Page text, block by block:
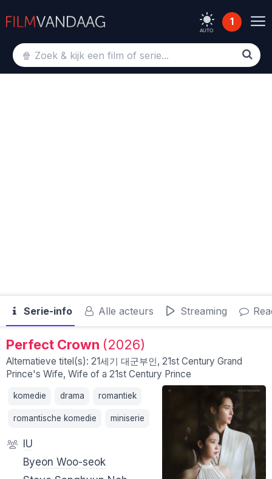
AUTO
1
Serie-info Alle acteurs Streaming
Perfect Crown (2026)
Alternatieve titel(s): 21세기 대군부인, 21st Century Grand
Prince's Wife, Wife of a 21st Century Prince
komedie drama romantiek
romantische komedie miniserie
IU
Byeon Woo-seok